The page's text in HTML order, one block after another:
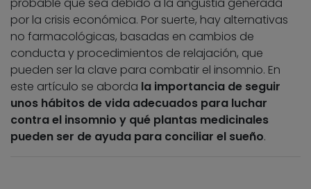
probable que sea debido a la angustia generada
por la crisis económica. Por suerte, hay alternativas
no farmacológicas, basadas en cambios de
conducta y procedimientos de relajación, que
pueden ser la clave para combatir el insomnio. En
este artículo se aborda la importancia de seguir
unos hábitos de vida adecuados para luchar
contra el insomnio y qué plantas medicinales
pueden ser de ayuda para conciliar el sueño.